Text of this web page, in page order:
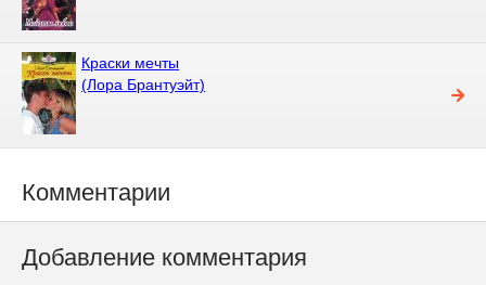
Краски мечты
(Лора Брантуэйт)
Комментарии
Добавление комментария